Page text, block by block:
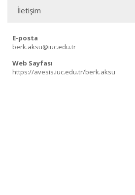
İletişim
E-posta
berk.aksu@iuc.edu.tr
Web Sayfası
https://avesis.iuc.edu.tr/berk.aksu